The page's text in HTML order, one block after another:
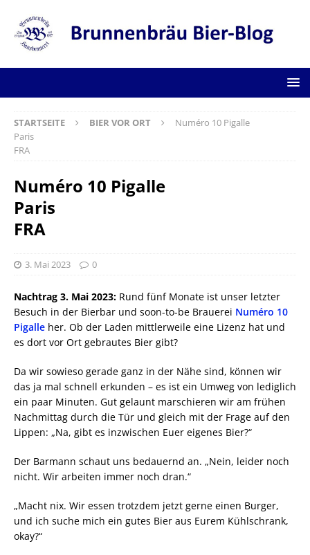
STARTSEITE BIER VOR ORT
Numéro 10 Pigalle
Paris
FRA
Numéro 10 Pigalle
Paris
FRA
3. Mai 2023 0
Nachtrag 3. Mai 2023: Rund fünf Monate ist unser letzter
Besuch in der Bierbar und soon-to-be Brauerei Numéro 10
Pigalle her. Ob der Laden mittlerweile eine Lizenz hat und
es dort vor Ort gebrautes Bier gibt?
Da wir sowieso gerade ganz in der Nähe sind, können wir
das ja mal schnell erkunden – es ist ein Umweg von lediglich
ein paar Minuten. Gut gelaunt marschieren wir am frühen
Nachmittag durch die Tür und gleich mit der Frage auf den
Lippen: „Na, gibt es inzwischen Euer eigenes Bier?“
Der Barmann schaut uns bedauernd an. „Nein, leider noch
nicht. Wir arbeiten immer noch dran.“
„Macht nix. Wir essen trotzdem jetzt gerne einen Burger,
und ich suche mich ein gutes Bier aus Eurem Kühlschrank,
okay?“